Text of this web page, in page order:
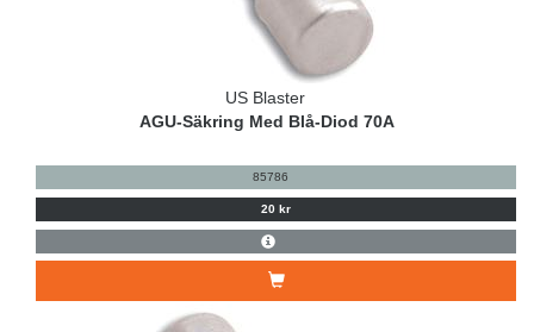
US Blaster
AGU-Säkring Med Blå-Diod 70A
85786
20 kr